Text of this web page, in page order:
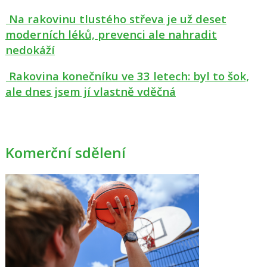
Na rakovinu tlustého střeva je už deset
moderních léků, prevenci ale nahradit
nedokáží
Rakovina konečníku ve 33 letech: byl to šok,
ale dnes jsem jí vlastně vděčná
Komerční sdělení